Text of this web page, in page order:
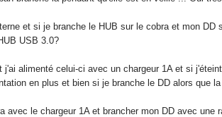
et si je branche le HUB sur le cobra et mon
USB 3.0?
alimenté celui-ci avec un chargeur 1A et si
en plus et bien si je branche le DD alors que
le chargeur 1A et brancher mon DD avec